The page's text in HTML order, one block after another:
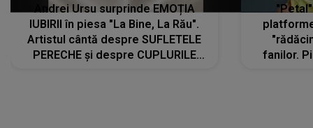
Andrei Ursu surprinde EMOȚIA
IUBIRII în piesa "La Bine, La Rău".
Artistul cântă despre SUFLETELE
PERECHE și despre CUPLURILE
fanilor.